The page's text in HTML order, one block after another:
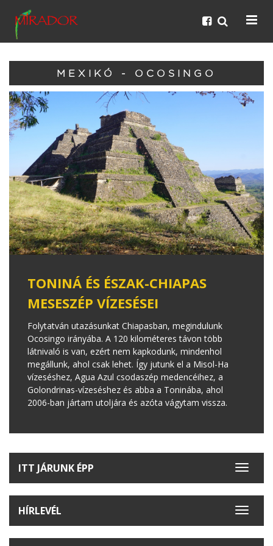
MEXIKÓ - OCOSINGO
TONINÁ ÉS ÉSZAK-CHIAPAS
MESESZÉP VÍZESÉSEI
Folytatván utazásunkat Chiapasban, megindulunk
Ocosingo irányába. A 120 kilométeres távon több
látnivaló is van, ezért nem kapkodunk, mindenhol
megállunk, ahol csak lehet. Így jutunk el a Misol-Ha
vízeséshez, Agua Azul csodaszép medencéihez, a
Golondrinas-vízeséshez és abba a Toninába, ahol
2006-ban jártam utoljára és azóta vágytam vissza.
Toggle
ITT JÁRUNK ÉPP
Toggle
HÍRLEVÉL